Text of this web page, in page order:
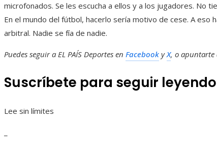
microfonados. Se les escucha a ellos y a los jugadores. No
En el mundo del fútbol, hacerlo sería motivo de cese. A eso
arbitral. Nadie se fía de nadie.
Puedes seguir a EL PAÍS Deportes en Facebook yX, o
Suscríbete para seguir leyendo
Lee sin límites